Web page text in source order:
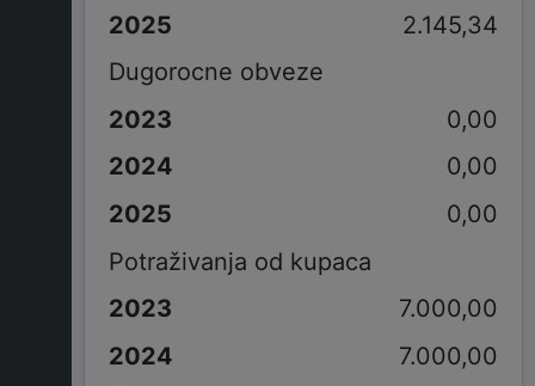
2.145,34
Dugorocne obveze
0,00
0,00
0,00
Potraživanja od kupaca
7.000,00
7.000,00